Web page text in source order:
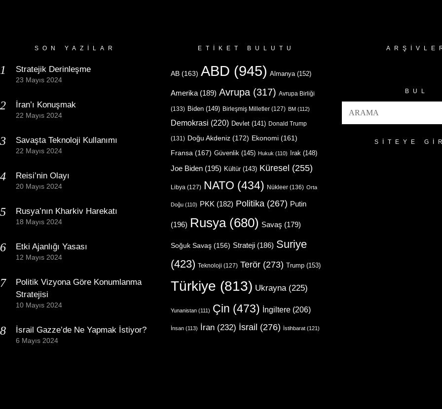
SON YAZILAR
Stratejik Derinleşme
23 Mayıs 2024
İran’ı Konuşmak
22 Mayıs 2024
Savaşta Teknoloji Kullanımı
22 Mayıs 2024
Reisi’nin Olayı
20 Mayıs 2024
Rusya’nın Kharkiv Harekatı
18 Mayıs 2024
Etki Ajanlığı Yasası
12 Mayıs 2024
Politik Vizyona Göre Konumlanma
Stratejisi
10 Mayıs 2024
İsrail Gazze’de Ne Yapmak İstiyor?
6 Mayıs 2024
ETIKET BULUTU
AB (163) ABD (945) Almanya (152)
Amerika (189) Avrupa (317) Avrupa Birliği
(133) Biden (149) Birleşmiş Milletler (127) BM (112)
Demokrasi (220) Devlet (141) Donald Trump
(131) Doğu Akdeniz (172) Ekonomi (161)
Fransa (167) Güvenlik (145) Hukuk (110) Irak (148)
Joe Biden (195) Kültür(143) Küresel (255)
Libya (127) NATO (434) Nükleer (136) Orta
Doğu (110) PKK (182) Politika (267) Putin
(196) Rusya(680) Savaş (179)
Soğuk Savaş (156) Strateji (186) Suriye
(423) Teknoloji (127) Terör (273) Trump (153)
Türkiye (813) Ukrayna (225)
Yunanistan (111) Çin (473) İngiltere (206)
İnsan (113) İran (232) İsrail (276) İstihbarat (121)
BUL
SITEYE